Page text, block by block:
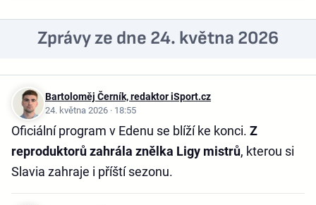
Zprávy ze dne 24. května 2026
Bartoloměj Černík, redaktor iSport.cz
24. května 2026 · 18:55
Oficiální program v Edenu se blíží ke konci. Z
reproduktorů zahrála znělka Ligy mistrů, kterou si
Slavia zahraje i příští sezonu.